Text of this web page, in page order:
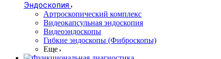
Эндоскопия
Артроскопический комплекс
Видеокапсульная эндоскопия
Видеоэндоскопы
Гибкие эндоскопы (Фиброcкопы)
Еще